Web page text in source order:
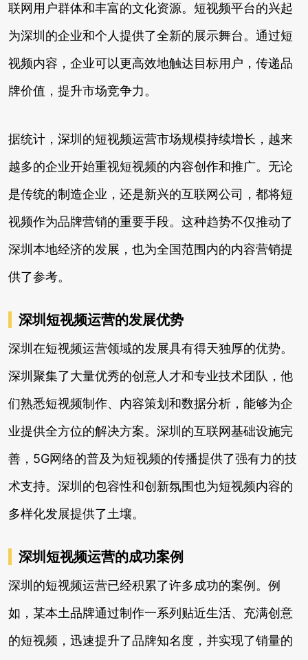
联网用户群体和丰富的文化资源。短视频平台的兴起
为深圳的企业和个人提供了全新的展示舞台。通过短
视频内容，企业可以更高效地触达目标用户，传递品
牌价值，提升市场竞争力。
据统计，深圳的短视频运营市场规模持续增长，越来
越多的企业开始重视短视频的内容创作和推广。无论
是传统的制造企业，还是新兴的互联网公司，都将短
视频作为品牌营销的重要手段。这种趋势不仅推动了
深圳本地经济的发展，也为全国范围内的内容营销提
供了参考。
深圳短视频运营的发展优势
深圳在短视频运营领域的发展具有得天独厚的优势。
深圳聚集了大量优秀的创意人才和专业技术团队，他
们熟悉短视频制作、内容策划和数据分析，能够为企
业提供全方位的解决方案。深圳的互联网基础设施完
善，5G网络的普及为短视频的传播提供了强有力的技
术支持。深圳的包容性和创新氛围也为短视频内容的
多样化发展提供了土壤。
深圳短视频运营的成功案例
深圳的短视频运营已经积累了许多成功的案例。例
如，某本土品牌通过制作一系列贴近生活、充满创意
的短视频，迅速提升了品牌知名度，并实现了销量的